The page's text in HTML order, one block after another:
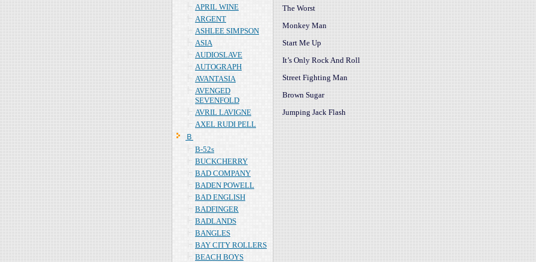
APRIL WINE
ARGENT
ASHLEE SIMPSON
ASIA
AUDIOSLAVE
AUTOGRAPH
AVANTASIA
AVENGED
SEVENFOLD
AVRIL LAVIGNE
AXEL RUDI PELL
Ｂ
B-52s
BUCKCHERRY
BAD COMPANY
BADEN POWELL
BAD ENGLISH
BADFINGER
BADLANDS
BANGLES
BAY CITY ROLLERS
BEACH BOYS
The Worst
Monkey Man
Start Me Up
It’s Only Rock And Roll
Street Fighting Man
Brown Sugar
Jumping Jack Flash